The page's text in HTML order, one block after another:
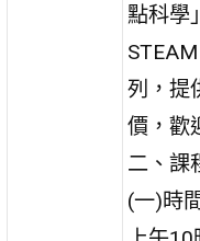
點科學
列，提
價，歡
二、課
(一)時